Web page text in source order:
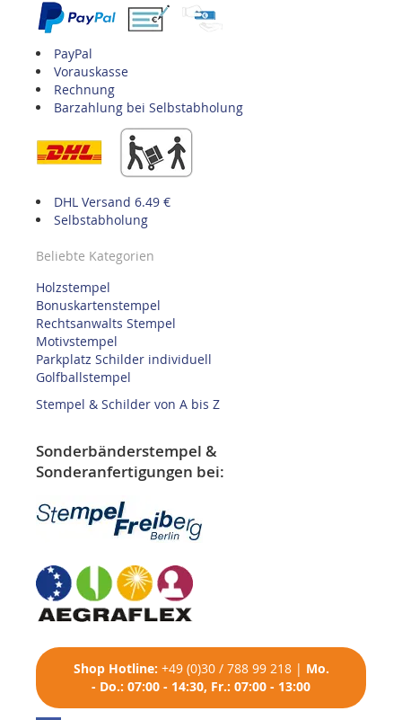
PayPal
Vorauskasse
Rechnung
Barzahlung bei Selbstabholung
DHL Versand 6.49 €
Selbstabholung
Beliebte Kategorien
Holzstempel
Bonuskartenstempel
Rechtsanwalts Stempel
Motivstempel
Parkplatz Schilder individuell
Golfballstempel
Stempel & Schilder von A bis Z
Sonderbänderstempel &
Sonderanfertigungen bei:
Shop Hotline: +49 (0)30 / 788 99 218| Mo.
- Do.: 07:00 - 14:30, Fr.: 07:00 - 13:00